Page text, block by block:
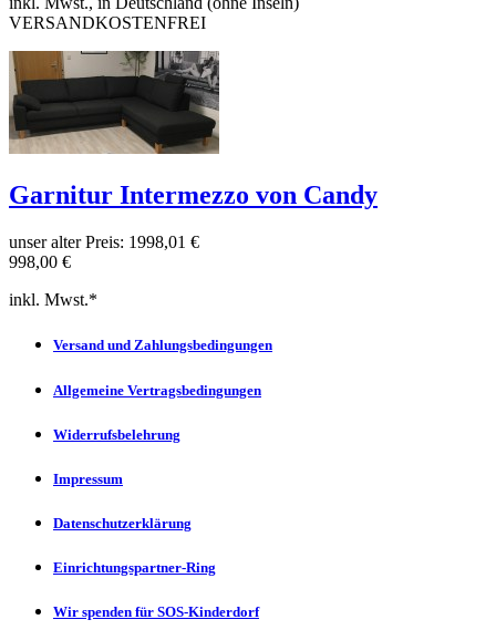
VERSANDKOSTENFREI
Garnitur Intermezzo von Candy
unser alter Preis: 1998,01 €
998,00 €
inkl. Mwst.*
Versand und Zahlungsbedingungen
Allgemeine Vertragsbedingungen
Widerrufsbelehrung
Impressum
Datenschutzerklärung
Einrichtungspartner-Ring
Wir spenden für SOS-Kinderdorf